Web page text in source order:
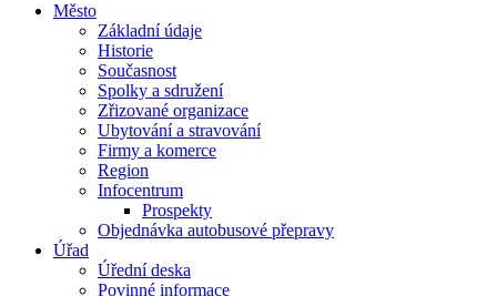
Město
Základní údaje
Historie
Současnost
Spolky a sdružení
Zřizované organizace
Ubytování a stravování
Firmy a komerce
Region
Infocentrum
Prospekty
Objednávka autobusové přepravy
Úřad
Úřední deska
Povinné informace